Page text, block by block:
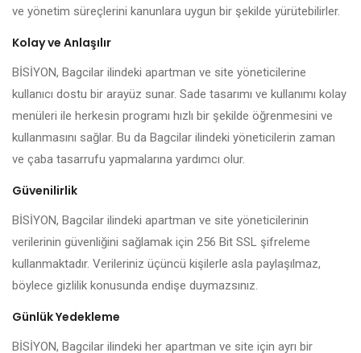
ve yönetim süreçlerini kanunlara uygun bir şekilde yürütebilirler.
Kolay ve Anlaşılır
BİSİYON, Bagcilar ilindeki apartman ve site yöneticilerine
kullanıcı dostu bir arayüz sunar. Sade tasarımı ve kullanımı kolay
menüleri ile herkesin programı hızlı bir şekilde öğrenmesini ve
kullanmasını sağlar. Bu da Bagcilar ilindeki yöneticilerin zaman
ve çaba tasarrufu yapmalarına yardımcı olur.
Güvenilirlik
BİSİYON, Bagcilar ilindeki apartman ve site yöneticilerinin
verilerinin güvenliğini sağlamak için 256 Bit SSL şifreleme
kullanmaktadır. Verileriniz üçüncü kişilerle asla paylaşılmaz,
böylece gizlilik konusunda endişe duymazsınız.
Günlük Yedekleme
BİSİYON, Bagcilar ilindeki her apartman ve site için ayrı bir